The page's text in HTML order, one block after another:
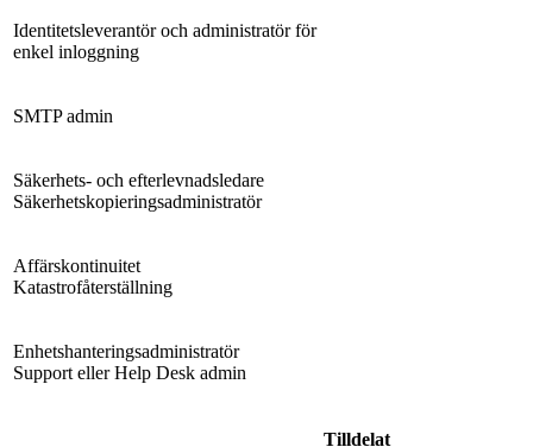
Identitetsleverantör och administratör för
enkel inloggning
SMTP admin
Säkerhets- och efterlevnadsledare
Säkerhetskopieringsadministratör
Affärskontinuitet
Katastrofåterställning
Enhetshanteringsadministratör
Support eller Help Desk admin
Tilldelat